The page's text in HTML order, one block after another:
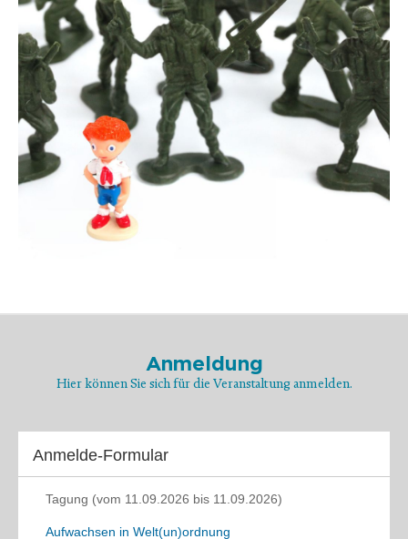
Anmeldung
Hier können Sie sich für die Veranstaltung anmelden.